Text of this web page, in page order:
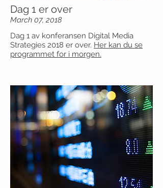
Dag 1 er over
March 07, 2018
Dag 1 av konferansen Digital Media
Strategies 2018 er over. Her kan du se
programmet for i morgen.